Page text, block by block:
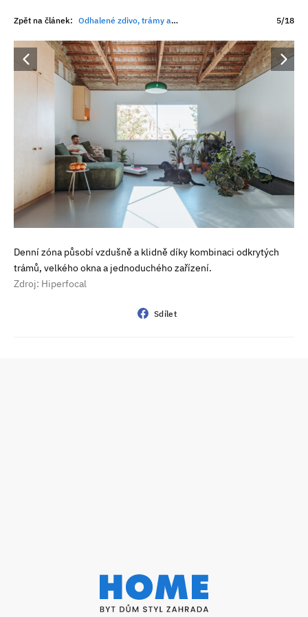
Zpět na článek: Odhalené zdivo, trámy a minimum úprav. Přesto tenhle interiér působí útulněji než mnohé novostavby 5/18
Denní zóna působí vzdušně a klidně díky kombinaci odkrytých
trámů, velkého okna a jednoduchého zařízení.
Zdroj: Hiperfocal
Sdílet